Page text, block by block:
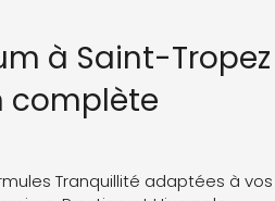
à Saint-Tropez
complète
Tranquillité adaptées à vos